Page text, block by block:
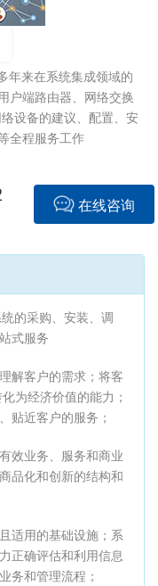
年来在系统集成领域的
户端路由器、网络交换
设备的建议、配置、安
全程服务工作
在线咨询
的采购、安装、调
式服务
解客户的需求；将客
为经济价值的能力；
贴近客户的服务；
效业务、服务和商业
品化和创新的结构和
适用的基础设施；系
正确评估和利用信息
务和管理流程；